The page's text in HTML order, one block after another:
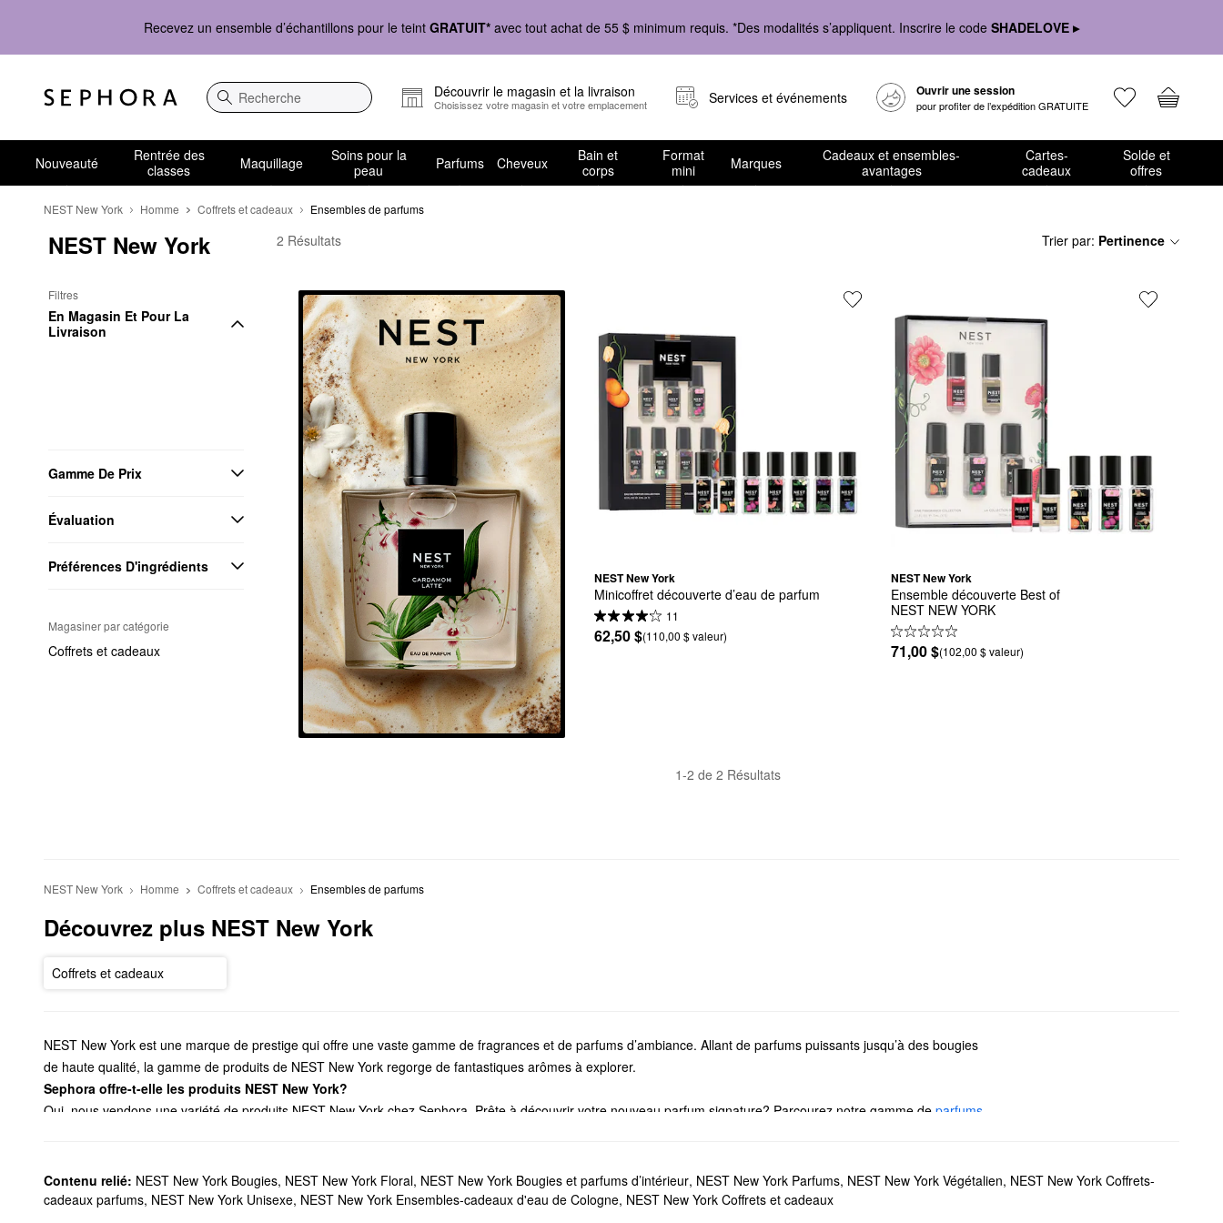
Recevez un ensemble d’échantillons pour le teint GRATUIT* avec tout achat de 55 $ minimum requis. *Des modalités s’appliquent. Inscrire le code SHADELOVE ▸
Recherche
Découvrir le magasin et la livraison
Choisissez votre magasin et votre emplacement Services et événements Ouvrir une session
pour profiter de l’expédition GRATUITE
Nouveauté
Rentrée des
classes
Maquillage
Soins pour la
peau
Parfums Cheveux
Bain et
corps
Format
mini
Marques
Cadeaux et ensembles-
avantages
Cartes-
cadeaux
Solde et
offres
NEST New York Homme Coffrets et cadeaux Ensembles de parfums
NEST New York
Filtres
En Magasin Et Pour La
Livraison
Gamme De Prix
Évaluation
Préférences D'ingrédients
Magasiner par catégorie
Coffrets et cadeaux
NEST New York Ensembles de parfums
2 Résultats Trier par: Pertinence
NEST New York
Minicoffret découverte d’eau de parfum
11
62,50 $(110,00 $ valeur)
NEST New York
Ensemble découverte Best of
NEST NEW YORK
71,00 $(102,00 $ valeur)
1-2 de 2 Résultats
NEST New York Homme Coffrets et cadeaux Ensembles de parfums
Découvrez plus NEST New York
Coffrets et cadeaux
NEST New York est une marque de prestige qui offre une vaste gamme de fragrances et de parfums d’ambiance. Allant de parfums puissants jusqu’à des bougies
de haute qualité, la gamme de produits de NEST New York regorge de fantastiques arômes à explorer.
Sephora offre-t-elle les produits NEST New York?
Oui, nous vendons une variété de produits NEST New York chez Sephora. Prête à découvrir votre nouveau parfum signature? Parcourez notre gamme de parfums
inimaginable. Si vous cherchez une option sans flamme et ne nécessitant que peu d’entretien, nous vous recommandons de jeter un coup d’œil aux diffuseurs
NEST New York. Pour tester différentes options ou faire le plein de vos essentiels préférés, jetez un coup d’œil à nosensembles-cadeaux et ensembles-avantages
Contenu relié: NEST New York Bougies, NEST New York Floral, NEST New York Bougies et parfums d’intérieur, NEST New York Parfums, NEST New York Végétalien, NEST New York Coffrets-
cadeaux parfums, NEST New York Unisexe, NEST New York Ensembles-cadeaux d'eau de Cologne, NEST New York Coffrets et cadeaux